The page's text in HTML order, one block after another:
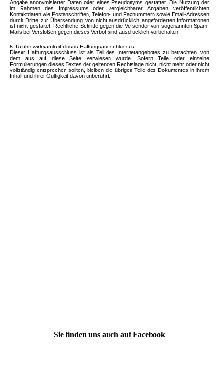
Angabe anonymisierter Daten oder eines Pseudonyms gestattet. Die Nutzung der
im Rahmen des Impressums oder vergleichbarer Angaben veröffentlichten
Kontaktdaten wie Postanschriften, Telefon- und Faxnummern sowie Email-Adressen
durch Dritte zur Übersendung von nicht ausdrücklich angeforderten Informationen
ist nicht gestattet. Rechtliche Schritte gegen die Versender von sogenannten Spam-
Mails bei Verstößen gegen dieses Verbot sind ausdrücklich vorbehalten.
5. Rechtswirksamkeit dieses Haftungsausschlusses
Dieser Haftungsausschluss ist als Teil des Internetangebotes zu betrachten, von
dem aus auf diese Seite verwiesen wurde. Sofern Teile oder einzelne
Formulierungen dieses Textes der geltenden Rechtslage nicht, nicht mehr oder nicht
vollständig entsprechen sollten, bleiben die übrigen Teile des Dokumentes in ihrem
Inhalt und ihrer Gültigkeit davon unberührt.
Sie finden uns auch auf Facebook